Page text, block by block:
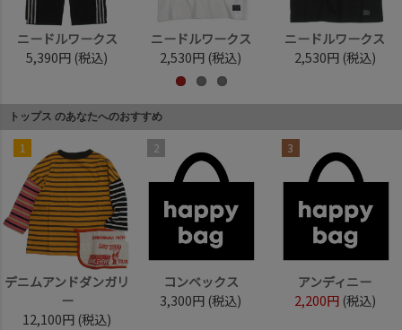
ニードルワークス
5,390円 (税込)
ニードルワークス
2,530円 (税込)
ニードルワークス
2,530円 (税込)
トップス のあなたへのおすすめ
1
デニムアンドダンガリ
ー
12,100円 (税込)
2
コンベックス
3,300円 (税込)
3
アンディニー
2,200円 (税込)